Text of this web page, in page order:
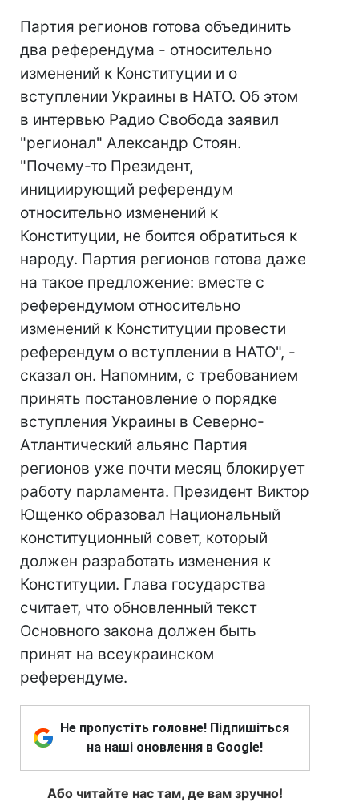
Партия регионов готова объединить
два референдума - относительно
изменений к Конституции и о
вступлении Украины в НАТО. Об этом
в интервью Радио Свобода заявил
"регионал" Александр Стоян.
"Почему-то Президент,
инициирующий референдум
относительно изменений к
Конституции, не боится обратиться к
народу. Партия регионов готова даже
на такое предложение: вместе с
референдумом относительно
изменений к Конституции провести
референдум о вступлении в НАТО", -
сказал он. Напомним, с требованием
принять постановление о порядке
вступления Украины в Северно-
Атлантический альянс Партия
регионов уже почти месяц блокирует
работу парламента. Президент Виктор
Ющенко образовал Национальный
конституционный совет, который
должен разработать изменения к
Конституции. Глава государства
считает, что обновленный текст
Основного закона должен быть
принят на всеукраинском
референдуме.
Не пропустіть головне! Підпишіться
на наші оновлення в Google!
Або читайте нас там, де вам зручно!